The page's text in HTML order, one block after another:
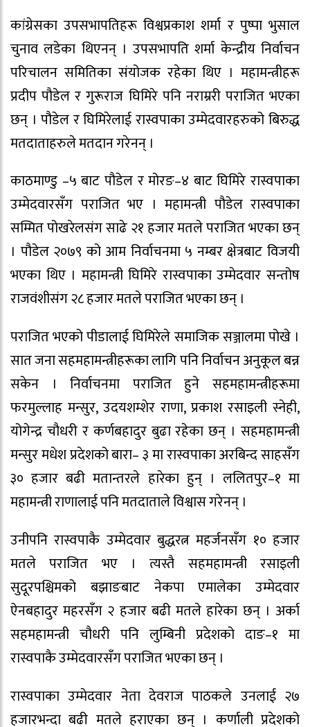
कांग्रेसका उपसभापतिहरू विश्वप्रकाश शर्मा र पुष्पा भुसाल
चुनाव लडेका थिएनन् । उपसभापति शर्मा केन्द्रीय निर्वाचन
परिचालन समितिका संयोजक रहेका थिए । महामन्त्रीहरू
प्रदीप पौडेल र गुरूराज घिमिरे पनि नराम्ररी पराजित भएका
छन् । पौडेल र घिमिरेलाई रास्वपाका उम्मेदवारहरुको बिरुद्ध
मतदाताहरुले मतदान गरेनन् ।
काठमाण्डु –५ बाट पौडेल र मोरङ–४ बाट घिमिरे रास्वपाका
उम्मेदवारसँग पराजित भए । महामन्त्री पौडेल रास्वपाका
सम्मित पोखरेलसंग साढे २१ हजार मतले पराजित भएका छन्
। पौडेल २०७९ को आम निर्वाचनमा ५ नम्बर क्षेत्रबाट विजयी
भएका थिए । महामन्त्री घिमिरे रास्वपाका उम्मेदवार सन्तोष
राजवंशीसंग २८ हजार मतले पराजित भएका छन् ।
पराजित भएको पीडालाई घिमिरेले समाजिक सञ्जालमा पोखे ।
सात जना सहमहामन्त्रीहरूका लागि पनि निर्वाचन अनुकूल बन्न
सकेन । निर्वाचनमा पराजित हुने सहमहामन्त्रीहरूमा
फरमुल्लाह मन्सुर, उदयशम्शेर राणा, प्रकाश रसाइली स्नेही,
योगेन्द्र चौधरी र कर्णबहादुर बुढा रहेका छन् । सहमहामन्त्री
मन्सुर मधेश प्रदेशको बारा– ३ मा रास्वपाका अरबिन्द साहसँग
३० हजार बढी मतान्तरले हारेका हुन् । ललितपुर–१ मा
महामन्त्री राणालाई पनि मतदाताले विश्वास गरेनन् ।
उनीपनि रास्वपाकै उम्मेदवार बुद्धरत्न महर्जनसँग १० हजार
मतले पराजित भए । त्यस्तै सहमहामन्त्री रसाइली
सुदूरपश्चिमको बझाङबाट नेकपा एमालेका उम्मेदवार
ऐनबहादुर महरसँग २ हजार बढी मतले हारेका छन् । अर्का
सहमहामन्त्री चौधरी पनि लुम्बिनी प्रदेशको दाङ–१ मा
रास्वपाकै उम्मेदवारसँग पराजित भएका छन् ।
रास्वपाका उम्मेदवार नेता देवराज पाठकले उनलाई २७
हजारभन्दा बढी मतले हराएका छन् । कर्णाली प्रदेशको